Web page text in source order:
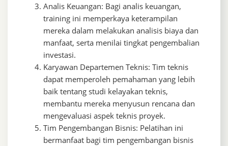
Analis Keuangan: Bagi analis keuangan,
training ini memperkaya keterampilan
mereka dalam melakukan analisis biaya dan
manfaat, serta menilai tingkat pengembalian
investasi.
Karyawan Departemen Teknis: Tim teknis
dapat memperoleh pemahaman yang lebih
baik tentang studi kelayakan teknis,
membantu mereka menyusun rencana dan
mengevaluasi aspek teknis proyek.
Tim Pengembangan Bisnis: Pelatihan ini
bermanfaat bagi tim pengembangan bisnis